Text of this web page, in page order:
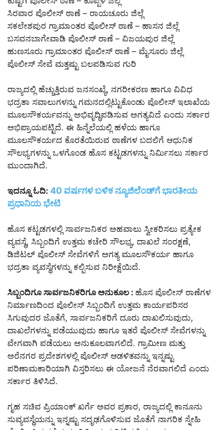
ಸಿರವಾರ ಪೊಲೀಸ್ ಠಾಣೆ – ರಾಯಚೂರು ಜಿಲ್ಲೆ
ಸಕಲೇಶಪುರ ಗ್ರಾಮಾಂತರ ಪೊಲೀಸ್ ಠಾಣೆ – ಹಾಸನ ಜಿಲ್ಲೆ
ಬಸವನಬಾಗೇವಾಡಿ ಪೊಲೀಸ್ ಠಾಣೆ – ವಿಜಯಪುರ ಜಿಲ್ಲೆ
ಹುಣಸೂರು ಗ್ರಾಮಾಂತರ ಪೊಲೀಸ್ ಠಾಣೆ – ಮೈಸೂರು ಜಿಲ್ಲೆ
ಪೊಲೀಸ್ ಸೇವೆ ಮತ್ತಷ್ಟು ಬಲಪಡಿಸುವ ಗುರಿ
ರಾಜ್ಯದಲ್ಲಿ ಹೆಚ್ಚುತ್ತಿರುವ ಜನಸಂಖ್ಯೆ, ನಗರೀಕರಣ ಹಾಗೂ ವಿವಿಧ
ಭದ್ರತಾ ಸವಾಲುಗಳನ್ನು ಗಮನದಲ್ಲಿಟ್ಟುಕೊಂಡು ಪೊಲೀಸ್ ಇಲಾಖೆಯ
ಮೂಲಸೌಕರ್ಯವನ್ನು ಅಭಿವೃದ್ಧಿಪಡಿಸುವ ಅಗತ್ಯವಿದೆ ಎಂದು ಸರ್ಕಾರ
ಅಭಿಪ್ರಾಯಪಟ್ಟಿದೆ. ಈ ಹಿನ್ನೆಲೆಯಲ್ಲಿ ಹಳೆಯ ಹಾಗೂ
ಮೂಲಸೌಕರ್ಯದ ಕೊರತೆಯಿರುವ ಠಾಣೆಗಳ ಬದಲಿಗೆ ಆಧುನಿಕ
ಸೌಲಭ್ಯಗಳನ್ನು ಒಳಗೊಂಡ ಹೊಸ ಕಟ್ಟಡಗಳನ್ನು ನಿರ್ಮಿಸಲು ಸರ್ಕಾರ
ಮುಂದಾಗಿದೆ.
ಇದನ್ನೂ ಓದಿ: 40 ವರ್ಷಗಳ ಬಳಿಕ ನ್ಯೂಜಿಲೆಂಡ್‌ಗೆ ಭಾರತೀಯ
ಪ್ರಧಾನಿಯ ಭೇಟಿ
ಹೊಸ ಕಟ್ಟಡಗಳಲ್ಲಿ ಸಾರ್ವಜನಿಕರ ಅಹವಾಲು ಸ್ವೀಕರಿಸಲು ಪ್ರತ್ಯೇಕ
ವ್ಯವಸ್ಥೆ, ಸಿಬ್ಬಂದಿಗೆ ಉತ್ತಮ ಕಚೇರಿ ಸೌಲಭ್ಯ, ದಾಖಲೆ ಸಂರಕ್ಷಣೆ,
ಡಿಜಿಟಲ್ ಪೊಲೀಸ್ ಸೇವೆಗಳಿಗೆ ಅಗತ್ಯ ಮೂಲಸೌಕರ್ಯ ಹಾಗೂ
ಭದ್ರತಾ ವ್ಯವಸ್ಥೆಗಳನ್ನು ಕಲ್ಪಿಸುವ ನಿರೀಕ್ಷೆಯಿದೆ.
ಸಿಬ್ಬಂದಿಗೂ ಸಾರ್ವಜನಿಕರಿಗೂ ಅನುಕೂಲ : ಹೊಸ ಪೊಲೀಸ್ ಠಾಣೆಗಳ
ನಿರ್ಮಾಣದಿಂದ ಪೊಲೀಸ್ ಸಿಬ್ಬಂದಿಗೆ ಉತ್ತಮ ಕಾರ್ಯಪರಿಸರ
ಸಿಗುವುದರ ಜೊತೆಗೆ, ಸಾರ್ವಜನಿಕರಿಗೆ ದೂರು ದಾಖಲಿಸುವುದು,
ದಾಖಲೆಗಳನ್ನು ಪಡೆಯುವುದು ಹಾಗೂ ಇತರೆ ಪೊಲೀಸ್ ಸೇವೆಗಳನ್ನು
ವೇಗವಾಗಿ ಪಡೆಯಲು ಅನುಕೂಲವಾಗಲಿದೆ. ಗ್ರಾಮೀಣ ಮತ್ತು
ಅರೆನಗರ ಪ್ರದೇಶಗಳಲ್ಲಿ ಪೊಲೀಸ್ ಆಡಳಿತವನ್ನು ಇನ್ನಷ್ಟು
ಪರಿಣಾಮಕಾರಿಯಾಗಿ ವಿಸ್ತರಿಸಲು ಈ ಯೋಜನೆ ನೆರವಾಗಲಿದೆ ಎಂದು
ಸರ್ಕಾರ ತಿಳಿಸಿದೆ.
ಗೃಹ ಸಚಿವ ಪ್ರಿಯಾಂಕ್ ಖರ್ಗೆ ಅವರ ಪ್ರಕಾರ, ರಾಜ್ಯದಲ್ಲಿ ಕಾನೂನು
ಸುವ್ಯವಸ್ಥೆಯನ್ನು ಇನ್ನಷ್ಟು ಸದೃಢಗೊಳಿಸುವ ಜೊತೆಗೆ ನಾಗರಿಕ ಸ್ನೇಹಿ